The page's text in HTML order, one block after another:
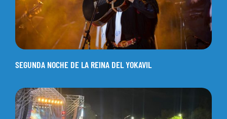
SEGUNDA NOCHE DE LA REINA DEL YOKAVIL